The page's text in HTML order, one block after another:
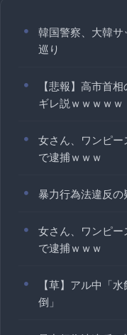
韓国警察、大韓
巡り
【悲報】高市首
ギレ説ｗｗｗｗｗ
女さん、ワンピ
で逮捕ｗｗｗ
暴力行為法違反
女さん、ワンピ
で逮捕ｗｗｗ
【草】アル中「
倒」